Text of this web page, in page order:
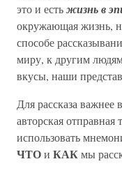
это и естьжизнь в
окружающая жизнь,
способе
миру, к другим
вкусы, наши
Для рассказа важнее
авторская
использовать
ЧТОи КАКмы